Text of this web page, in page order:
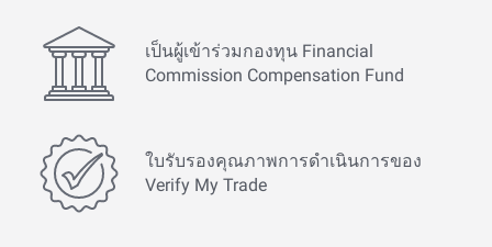
เป็นผู้เข้าร่วมกองทุน Financial
Commission Compensation Fund
ใบรับรองคุณภาพการดำเนินการของ
Verify My Trade